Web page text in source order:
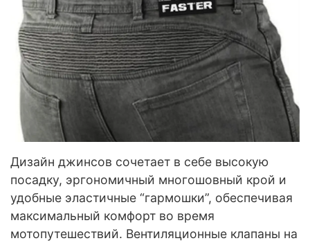
Дизайн джинсов сочетает в себе высокую
посадку, эргономичный многошовный крой и
удобные эластичные “гармошки”, обеспечивая
максимальный комфорт во время
мотопутешествий. Вентиляционные клапаны на